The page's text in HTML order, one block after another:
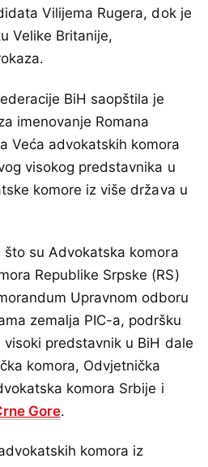
Vilijema Rugera, dok je
Velike Britanije,
BiH saopštila je
imenovanje Romana
Veća advokatskih komora
visokog predstavnika u
komore iz više država u
što su Advokatska komora
Republike Srpske (RS)
Upravnom odboru
zemalja PIC-a, podršku
predstavnik u BiH dale
komora, Odvjetnička
komora Srbije i
Gore.
komora iz